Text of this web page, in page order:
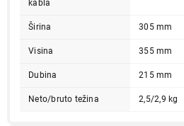
kabla
Širina 305 mm
Visina 355 mm
Dubina 215 mm
Neto/bruto težina 2,5/2,9 kg
5.999,00
GORENJE M 500 DCS
Proizvod je dodat u korpu.